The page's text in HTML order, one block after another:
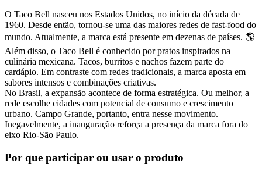
O Taco Bell nasceu nos Estados Unidos, no início da década de
1960. Desde então, tornou-se uma das maiores redes de fast-food do
mundo. Atualmente, a marca está presente em dezenas de países. 🌎
Além disso, o Taco Bell é conhecido por pratos inspirados na
culinária mexicana. Tacos, burritos e nachos fazem parte do
cardápio. Em contraste com redes tradicionais, a marca aposta em
sabores intensos e combinações criativas.
No Brasil, a expansão acontece de forma estratégica. Ou melhor, a
rede escolhe cidades com potencial de consumo e crescimento
urbano. Campo Grande, portanto, entra nesse movimento.
Inegavelmente, a inauguração reforça a presença da marca fora do
eixo Rio-São Paulo.
Por que participar ou usar o produto